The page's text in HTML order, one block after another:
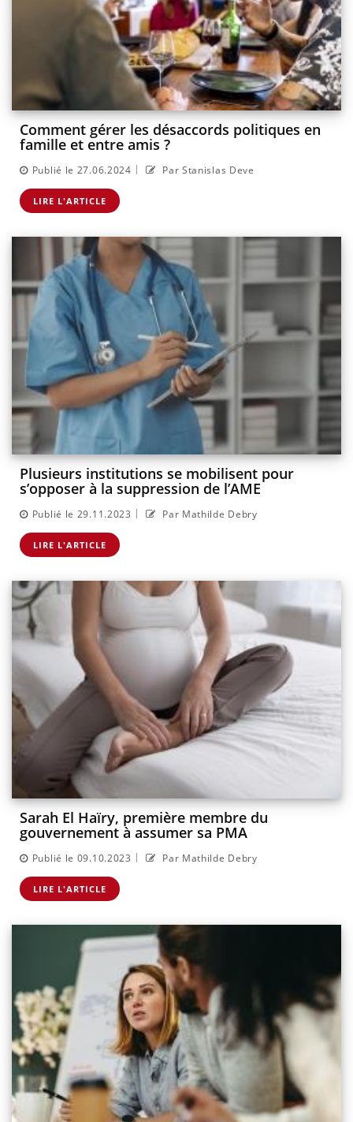
Comment gérer les désaccords politiques en
famille et entre amis ?
Publié le 27.06.2024 | Par Stanislas Deve
LIRE L'ARTICLE
Plusieurs institutions se mobilisent pour
s’opposer à la suppression de l’AME
Publié le 29.11.2023 | Par Mathilde Debry
LIRE L'ARTICLE
Sarah El Haïry, première membre du
gouvernement à assumer sa PMA
Publié le 09.10.2023 | Par Mathilde Debry
LIRE L'ARTICLE